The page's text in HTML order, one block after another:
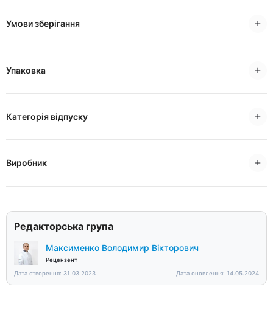
Умови зберігання
Упаковка
Категорія відпуску
Виробник
Редакторська група
Максименко Володимир Вікторович
Рецензент
Дата створення: 31.03.2023
Дата оновлення: 14.05.2024